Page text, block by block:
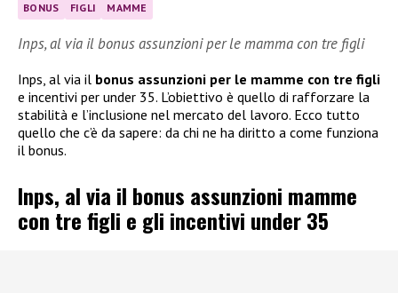
BONUS FIGLI MAMME
Inps, al via il bonus assunzioni per le mamma con tre figli
Inps, al via il bonus assunzioni per le mamme con tre figli
e incentivi per under 35. L’obiettivo è quello di rafforzare la
stabilità e l’inclusione nel mercato del lavoro. Ecco tutto
quello che c’è da sapere: da chi ne ha diritto a come funziona
il bonus.
Inps, al via il bonus assunzioni mamme
con tre figli e gli incentivi under 35